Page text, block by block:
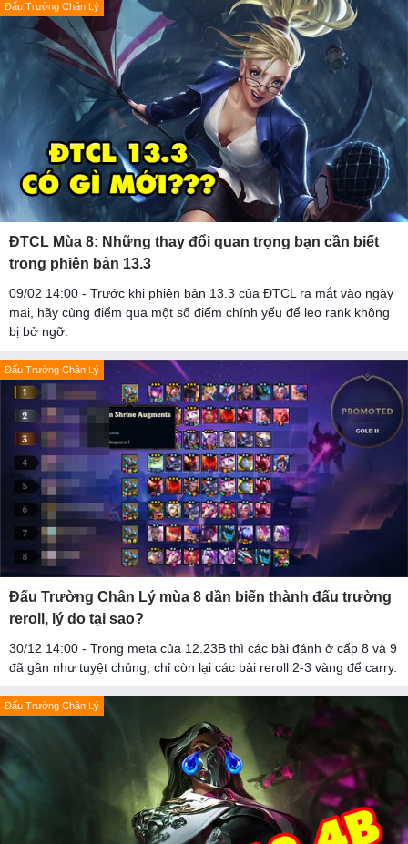
Đấu Trường Chân Lý
ĐTCL Mùa 8: Những thay đổi quan trọng bạn cần biết
trong phiên bản 13.3
09/02 14:00 - Trước khi phiên bản 13.3 của ĐTCL ra mắt vào ngày
mai, hãy cùng điểm qua một số điểm chính yếu để leo rank không
bị bở ngỡ.
Đấu Trường Chân Lý
Đấu Trường Chân Lý mùa 8 dần biến thành đấu trường
reroll, lý do tại sao?
30/12 14:00 - Trong meta của 12.23B thì các bài đánh ở cấp 8 và 9
đã gần như tuyệt chủng, chỉ còn lại các bài reroll 2-3 vàng để carry.
Đấu Trường Chân Lý